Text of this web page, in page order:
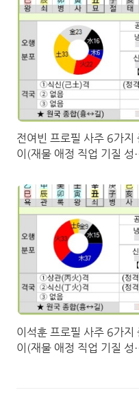
전여빈 프로필 사주 6가지
이(재물 애정 직업 기질 성
이석훈 프로필 사주 6가지
이(재물 애정 직업 기질 성